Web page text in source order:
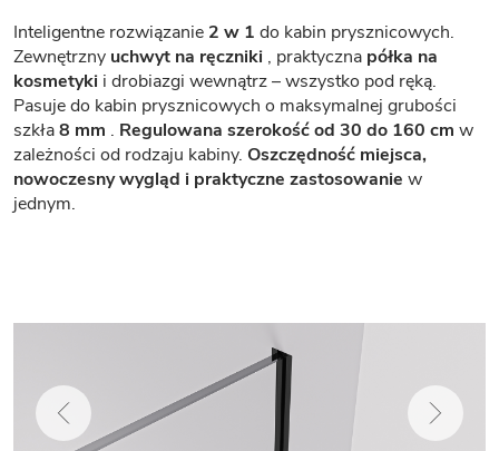
Inteligentne rozwiązanie 2 w 1 do kabin prysznicowych.
Zewnętrzny uchwyt na ręczniki , praktyczna półka na
kosmetyki i drobiazgi wewnątrz – wszystko pod ręką.
Pasuje do kabin prysznicowych o maksymalnej grubości
szkła8 mm . Regulowana szerokość od 30 do 160 cm w
zależności od rodzaju kabiny. Oszczędność miejsca,
nowoczesny wygląd i praktyczne zastosowanie w
jednym.